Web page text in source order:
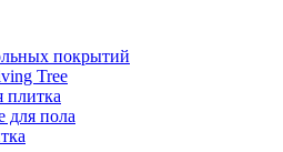
покрытий
Tree
плитка
для пола